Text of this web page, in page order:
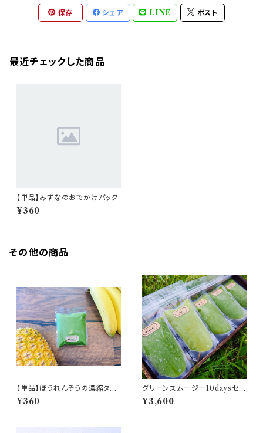
保存 シェア LINE ポスト
最近チェックした商品
【単品】みずなのおでかけパック
¥360
その他の商品
【単品】ほうれんそうの濃縮タイ
プ
¥360
グリーンスムージー10daysセッ
ト(おでかけパック)
¥3,600